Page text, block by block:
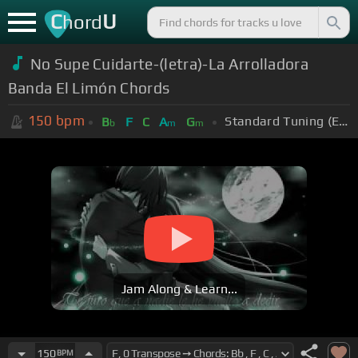
ChordU
No Supe Cuidarte-(letra)-La Arrolladora
Banda El Limón Chords
150 bpm Bb F C Am Gm Standard Tuning (EADGBE)
Jam Along & Learn...
150BPM